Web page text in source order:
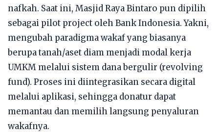
nafkah. Saat ini, Masjid Raya Bintaro pun dipilih
sebagai pilot project oleh Bank Indonesia. Yakni,
mengubah paradigma wakaf yang biasanya
berupa tanah/aset diam menjadi modal kerja
UMKM melalui sistem dana bergulir (revolving
fund). Proses ini diintegrasikan secara digital
melalui aplikasi, sehingga donatur dapat
memantau dan memilih langsung penyaluran
wakafnya.